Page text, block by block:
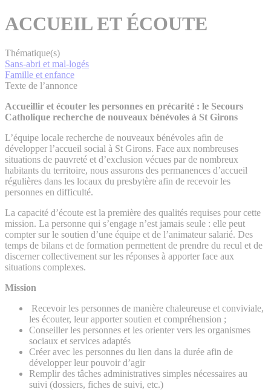
ACCUEIL ET ÉCOUTE
Thématique(s)
Sans-abri et mal-logés
Famille et enfance
Texte de l’annonce
Accueillir et écouter les personnes en précarité : le Secours
Catholique recherche de nouveaux bénévoles à St Girons
L’équipe locale recherche de nouveaux bénévoles afin de
développer l’accueil social à St Girons. Face aux nombreuses
situations de pauvreté et d’exclusion vécues par de nombreux
habitants du territoire, nous assurons des permanences d’accueil
régulières dans les locaux du presbytère afin de recevoir les
personnes en difficulté.
La capacité d’écoute est la première des qualités requises pour cette
mission. La personne qui s’engage n’est jamais seule : elle peut
compter sur le soutien d’une équipe et de l’animateur salarié. Des
temps de bilans et de formation permettent de prendre du recul et de
discerner collectivement sur les réponses à apporter face aux
situations complexes.
Mission
Recevoir les personnes de manière chaleureuse et conviviale,
les écouter, leur apporter soutien et compréhension ;
Conseiller les personnes et les orienter vers les organismes
sociaux et services adaptés
Créer avec les personnes du lien dans la durée afin de
développer leur pouvoir d’agir
Remplir des tâches administratives simples nécessaires au
suivi (dossiers, fiches de suivi, etc.)